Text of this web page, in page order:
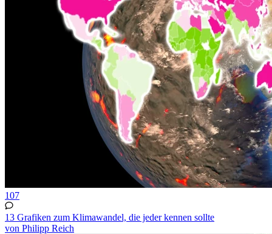
107
13 Grafiken zum Klimawandel, die jeder kennen sollte
von Philipp Reich